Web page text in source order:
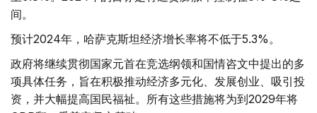
间。
预计2024年，哈萨克斯坦经济增长率将不低于5.3%。
政府将继续贯彻国家元首在竞选纲领和国情咨文中提出的多
项具体任务，旨在积极推动经济多元化、发展创业、吸引投
资，并大幅提高国民福祉。所有这些措施将为到2029年将